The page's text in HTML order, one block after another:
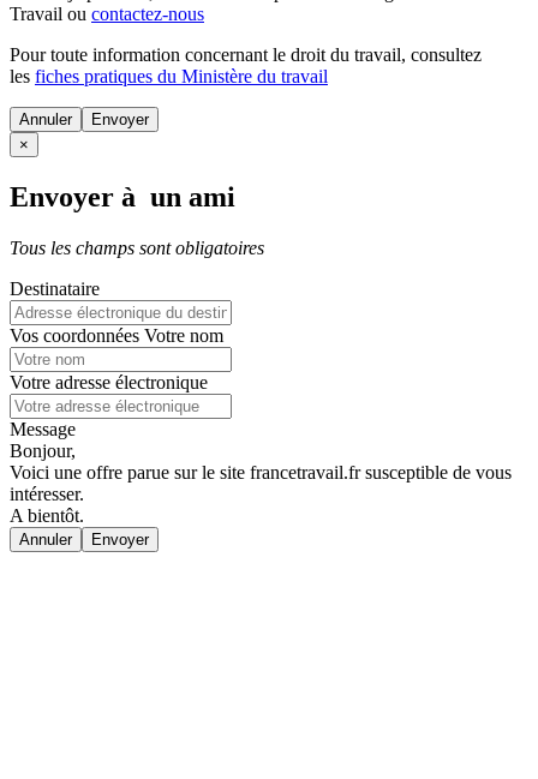
Travail ou contactez-nous
Pour toute information concernant le droit du travail, consultez
les fiches pratiques du Ministère du travail
Annuler
×
Envoyer à un ami
Tous les champs sont obligatoires
Destinataire
Vos coordonnées Votre nom
Votre adresse électronique
Message
Bonjour,
Voici une offre parue sur le site francetravail.fr susceptible de vous
intéresser.
A bientôt.
Annuler